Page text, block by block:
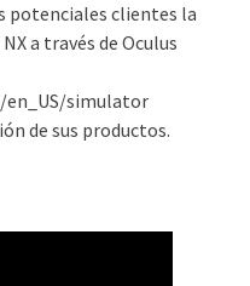
potenciales clientes la
a través de Oculus
simulator
de sus productos.